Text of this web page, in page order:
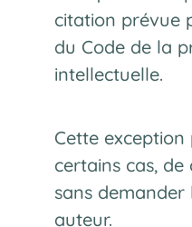
citation prévue
du Code de la
intellectuelle.
Cette
certains cas,
sans demander
auteur.